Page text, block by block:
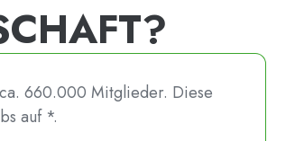
660.000 Mitglieder. Diese
auf *.